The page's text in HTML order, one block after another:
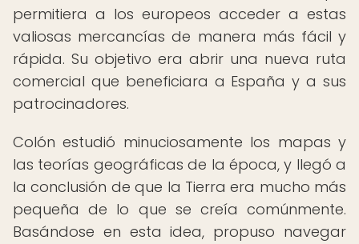
permitiera a los europeos acceder a estas
valiosas mercancías de manera más fácil y
rápida. Su objetivo era abrir una nueva ruta
comercial que beneficiara a España y a sus
patrocinadores.
Colón estudió minuciosamente los mapas y
las teorías geográficas de la época, y llegó a
la conclusión de que la Tierra era mucho más
pequeña de lo que se creía comúnmente.
Basándose en esta idea, propuso navegar